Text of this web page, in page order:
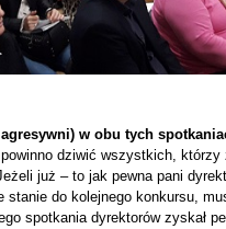
w obu tych
dziwić wszystkich, którzy
już – to jak pewna pani
do kolejnego konkursu,
spotkania dyrektorów zyskał